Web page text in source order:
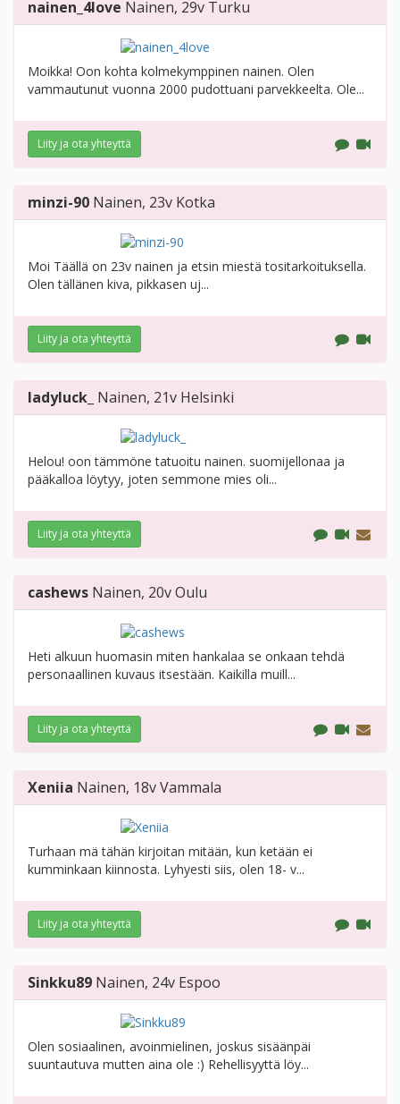
nainen_4love Nainen, 29v Turku
Moikka! Oon kohta kolmekymppinen nainen. Olen
vammautunut vuonna 2000 pudottuani parvekkeelta. Ole...
Liity ja ota yhteyttä
minzi-90 Nainen, 23v Kotka
Moi Täällä on 23v nainen ja etsin miestä tositarkoituksella.
Olen tällänen kiva, pikkasen uj...
Liity ja ota yhteyttä
ladyluck_ Nainen, 21v Helsinki
Helou! oon tämmöne tatuoitu nainen. suomijellonaa ja
pääkalloa löytyy, joten semmone mies oli...
Liity ja ota yhteyttä
cashews Nainen, 20vOulu
Heti alkuun huomasin miten hankalaa se onkaan tehdä
personaallinen kuvaus itsestään. Kaikilla muill...
Liity ja ota yhteyttä
Xeniia Nainen, 18vVammala
Turhaan mä tähän kirjoitan mitään, kun ketään ei
kumminkaan kiinnosta. Lyhyesti siis, olen 18- v...
Liity ja ota yhteyttä
Sinkku89 Nainen, 24v Espoo
Olen sosiaalinen, avoinmielinen, joskus sisäänpäi
suuntautuva mutten aina ole :) Rehellisyyttä löy...